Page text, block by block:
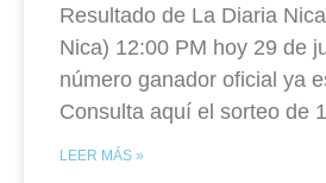
Resultado de La Diaria
Nica) 12:00 PM hoy 29 de
número ganador oficial ya
Consulta aquí el sorteo de
LEER MÁS »